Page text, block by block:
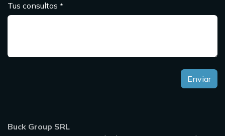
Tus consultas *
Enviar
Buck Group SRL